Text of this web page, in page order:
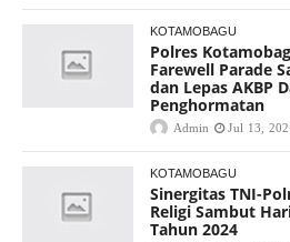
KOTAMOBAGU
Polres
Farewell Parade
dan Lepas AKBP
Penghormatan
Admin Jul 13,
KOTAMOBAGU
Sinergitas TNI-
Religi Sambut
Tahun 2024